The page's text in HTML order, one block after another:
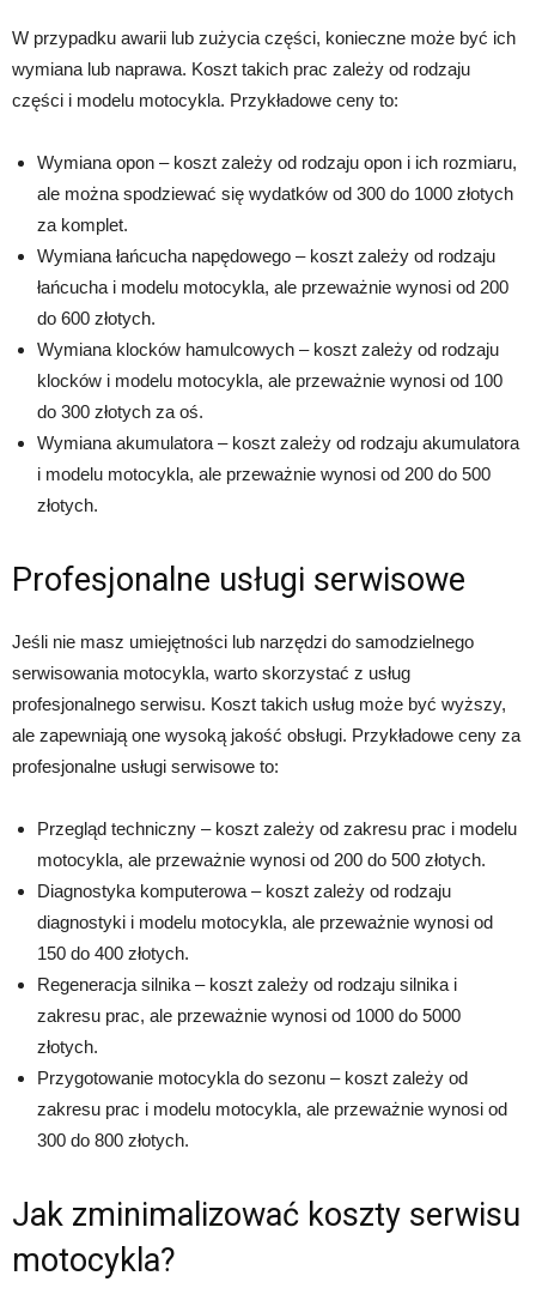
W przypadku awarii lub zużycia części, konieczne może być ich
wymiana lub naprawa. Koszt takich prac zależy od rodzaju
części i modelu motocykla. Przykładowe ceny to:
Wymiana opon – koszt zależy od rodzaju opon i ich rozmiaru,
ale można spodziewać się wydatków od 300 do 1000 złotych
za komplet.
Wymiana łańcucha napędowego – koszt zależy od rodzaju
łańcucha i modelu motocykla, ale przeważnie wynosi od 200
do 600 złotych.
Wymiana klocków hamulcowych – koszt zależy od rodzaju
klocków i modelu motocykla, ale przeważnie wynosi od 100
do 300 złotych za oś.
Wymiana akumulatora – koszt zależy od rodzaju akumulatora
i modelu motocykla, ale przeważnie wynosi od 200 do 500
złotych.
Profesjonalne usługi serwisowe
Jeśli nie masz umiejętności lub narzędzi do samodzielnego
serwisowania motocykla, warto skorzystać z usług
profesjonalnego serwisu. Koszt takich usług może być wyższy,
ale zapewniają one wysoką jakość obsługi. Przykładowe ceny za
profesjonalne usługi serwisowe to:
Przegląd techniczny – koszt zależy od zakresu prac i modelu
motocykla, ale przeważnie wynosi od 200 do 500 złotych.
Diagnostyka komputerowa – koszt zależy od rodzaju
diagnostyki i modelu motocykla, ale przeważnie wynosi od
150 do 400 złotych.
Regeneracja silnika – koszt zależy od rodzaju silnika i
zakresu prac, ale przeważnie wynosi od 1000 do 5000
złotych.
Przygotowanie motocykla do sezonu – koszt zależy od
zakresu prac i modelu motocykla, ale przeważnie wynosi od
300 do 800 złotych.
Jak zminimalizować koszty serwisu
motocykla?